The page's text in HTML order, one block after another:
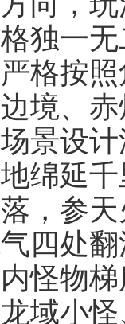
独一
按照
境、
景设
绵延
，参
四处
怪物
域小